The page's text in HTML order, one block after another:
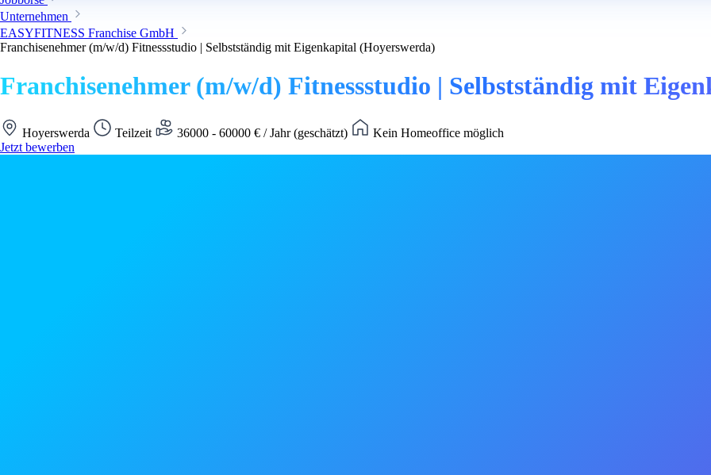
Unternehmen
EASYFITNESS Franchise GmbH
Franchisenehmer (m/w/d) Fitnessstudio | Selbstständig mit Eigenkapital (Hoyerswerda)
Franchisenehmer (m/w/d) Fitnessstudio | Selbstständig mit
Hoyerswerda Teilzeit 36000 - 60000 € / Jahr (geschätzt)
Kein Homeoffice möglich
Jetzt bewerben